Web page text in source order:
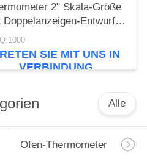
2" Skala-Größe
Doppelanzeigen-Entwurf
SIE MIT UNS IN
VERBINDUNG
Alle
Ofen-Thermometer